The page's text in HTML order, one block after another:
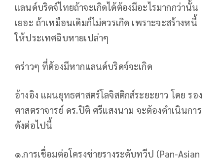
แลนด์บริดจ์ไทยถ้าจะเกิดได้ต้องมีอะไรมากกว่านั้น
เยอะ ถ้าเหมือนเดิมก็ไม่ควรเกิด เพราะจะสร้างหนี้
ให้ประเทศฉิบหายเปล่าๆ
คร่าวๆ ที่ต้องมีหากแลนด์บริดจ์จะเกิด
อ้างอิง แผนยุทธศาสตร์โลจิสติกส์ระยะยาว โดย รอง
ศาสตราจารย์ ดร.ปิติ ศรีแสงนาม จะต้องดำเนินการ
ดังต่อไปนี้
๑.การเชื่อมต่อโครงข่ายรางระดับทวีป (Pan-Asian